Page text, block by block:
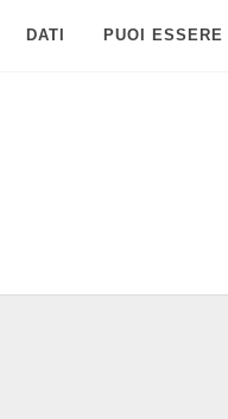
DATI PUOI